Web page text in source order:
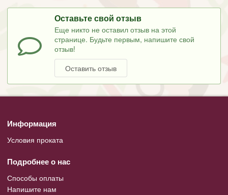
Оставьте свой отзыв
Еще никто не оставил отзыв на этой
странице. Будьте первым, напишите свой
отзыв!
Оставить отзыв
Информация
Условия проката
Подробнее о нас
Способы оплаты
Напишите нам